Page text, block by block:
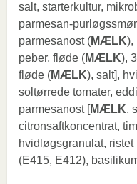
salt, starterkultur,
parmesan-
parmesanost (MÆLK),
peber, fløde (MÆLK),
fløde (MÆLK), salt],
soltørrede tomater,
parmesanost [MÆLK,
citronsaftkoncentrat,
hvidløgsgranulat,
(E415, E412),